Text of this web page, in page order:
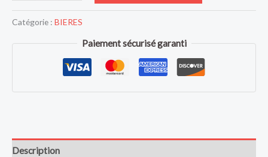
Catégorie : BIERES
Paiement sécurisé garanti
Description